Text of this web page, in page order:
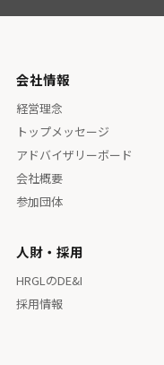
会社情報
経営理念
トップメッセージ
アドバイザリーボード
会社概要
参加団体
人財・採用
HRGLのDE&I
採用情報